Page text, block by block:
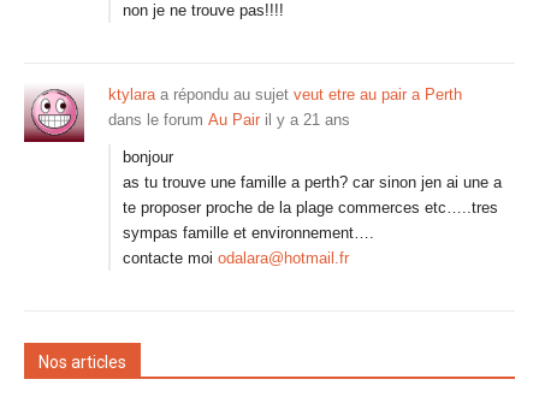
non je ne trouve pas!!!!
ktylaraa répondu au sujet veut etre au pair a Perth
dans le forum Au Pair il y a 21 ans
bonjour
as tu trouve une famille a perth? car sinon jen ai une a
te proposer proche de la plage commerces etc…..tres
sympas famille et environnement….
contacte moi odalara@hotmail.fr
Nos articles